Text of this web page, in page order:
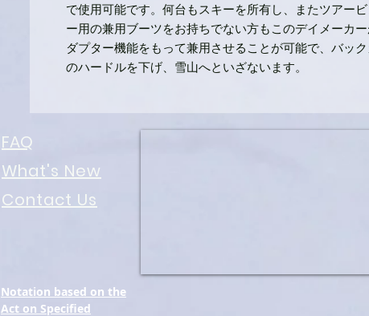
で使用可能です。何台もスキーを所有し、またツアー
ー用の兼用ブーツをお持ちでない方もこのデイメーカ
ダプター機能をもって兼用させることが可能で、バッ
のハードルを下げ、雪山へといざないます。
FAQ
What's New
Contact Us
Notation based on the
Act on Specified